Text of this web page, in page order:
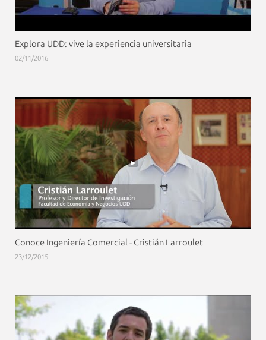
Explora UDD: vive la experiencia universitaria
02/11/2016
Conoce Ingeniería Comercial - Cristián Larroulet
23/12/2015